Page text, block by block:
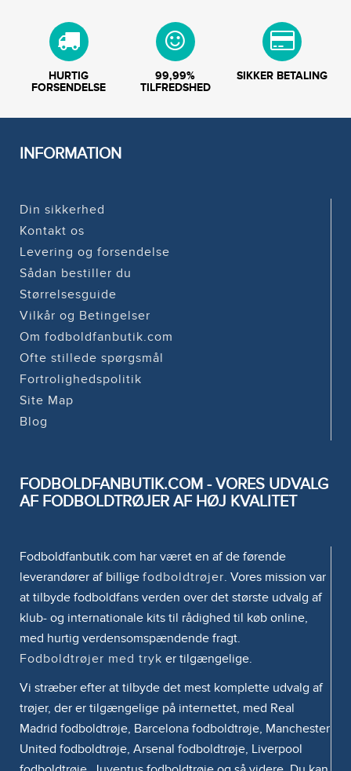
HURTIG
FORSENDELSE
99,99%
TILFREDSHED
SIKKER BETALING
INFORMATION
Din sikkerhed
Kontakt os
Levering og forsendelse
Sådan bestiller du
Størrelsesguide
Vilkår og Betingelser
Om fodboldfanbutik.com
Ofte stillede spørgsmål
Fortrolighedspolitik
Site Map
Blog
FODBOLDFANBUTIK.COM - VORES UDVALG
AF FODBOLDTRØJER AF HØJ KVALITET
Fodboldfanbutik.com har været en af de førende
leverandører af billige fodboldtrøjer. Vores mission var
at tilbyde fodboldfans verden over det største udvalg af
klub- og internationale kits til rådighed til køb online,
med hurtig verdensomspændende fragt.
Fodboldtrøjer med tryk er tilgængelige.
Vi stræber efter at tilbyde det mest komplette udvalg af
trøjer, der er tilgængelige på internettet, med Real
Madrid fodboldtrøje, Barcelona fodboldtrøje, Manchester
United fodboldtrøje, Arsenal fodboldtrøje, Liverpool